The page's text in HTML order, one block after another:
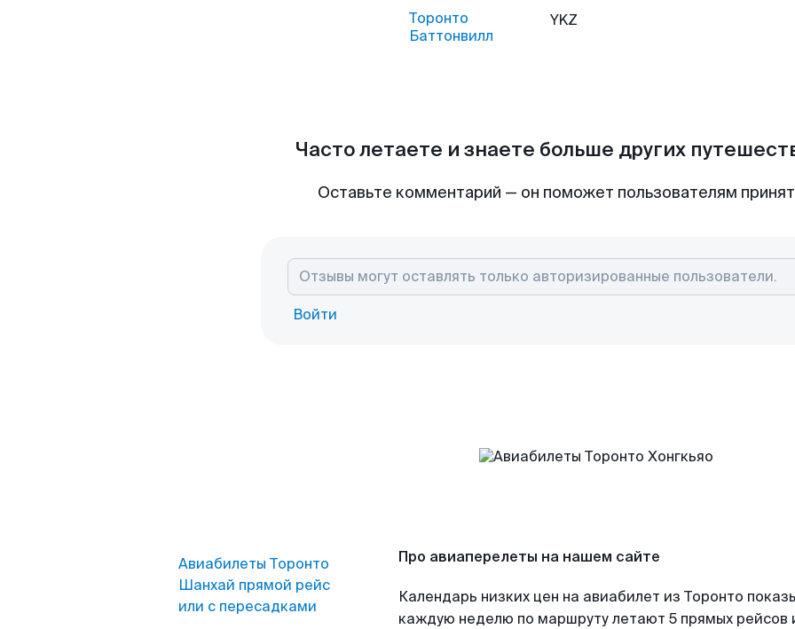
Торонто
Баттонвилл
YKZ
Часто летаете и знаете больше других
Оставьте комментарий — он поможет пользователям
Войти
Авиабилеты Торонто
Шанхай прямой рейс
или с пересадками
Про авиаперелеты на нашем сайте
Календарь низких цен на авиабилет из Торонто
каждую неделю по маршруту летают 5 прямых рейсов